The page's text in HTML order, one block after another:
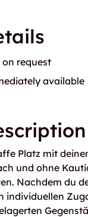
on request
available
Platz mit
und ohne
Nachdem du
individuellen